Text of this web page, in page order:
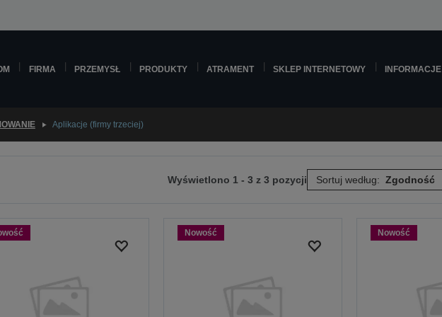
FIRMA PRZEMYSŁ PRODUKTY ATRAMENT SKLEP INTERNETOWY INFORMACJE
Aplikacje (firmy trzeciej)
Wyświetlono 1 - 3 z 3 pozycji Sortuj według:
Nowość Nowość